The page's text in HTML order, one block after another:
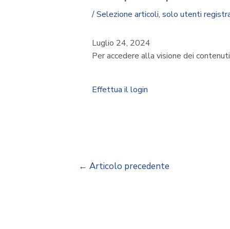
/Selezione articoli, solo utenti
Luglio 24, 2024
Per accedere alla visione dei
Effettua il login
← Articolo precedente